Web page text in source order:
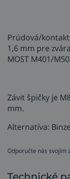
Prúdová/
1,6 mm pre
MOST M401/
Závit špičky je
mm.
Alternatíva:
Odporučte nás svojím
Technické